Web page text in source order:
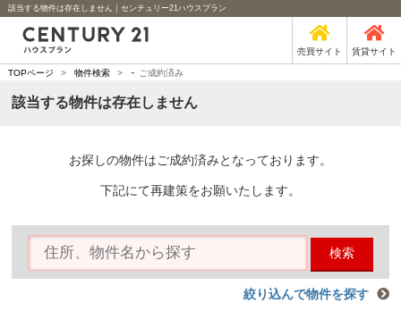
該当する物件は存在しません｜センチュリー21ハウスプラン
売買サイト 賃貸サイト
TOPページ > 物件検索 > - ご成約済み
該当する物件は存在しません
お探しの物件はご成約済みとなっております。
下記にて再建策をお願いたします。
検索
絞り込んで物件を探す